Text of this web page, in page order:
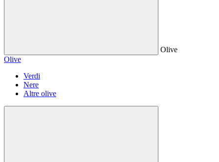
Olive
Olive
Verdi
Nere
Altre olive